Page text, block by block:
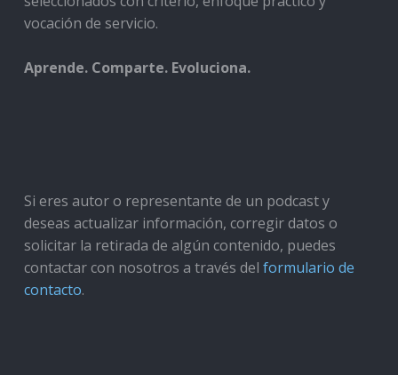
vocación de servicio.
Aprende. Comparte. Evoluciona.
Si eres autor o representante de un podcast y
deseas actualizar información, corregir datos o
solicitar la retirada de algún contenido, puedes
contactar con nosotros a través del formulario de
contacto.